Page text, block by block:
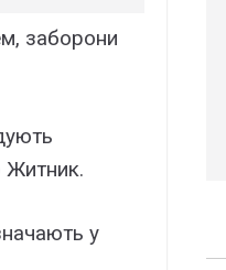
заборони
Житник.
у